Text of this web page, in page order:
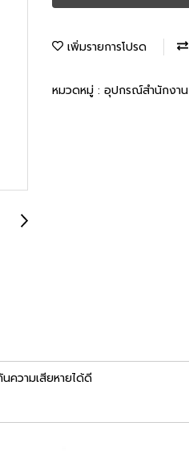
เพิ่มรายการโปรด
หมวดหมู่ : อุปกรณ์สำนักงาน
ความเสียหายได้ดี